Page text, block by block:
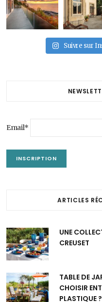
Suivre sur
Email*
ARTICLES
UNE
CREUSET
TABLE DE
CHOISIR
PLASTIQUE ?